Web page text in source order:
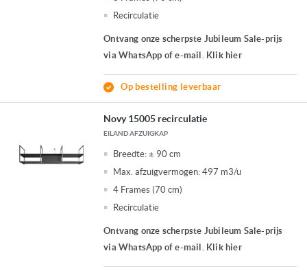
Recirculatie
Ontvang onze scherpste Jubileum Sale-prijs
via WhatsApp of e-mail. Klik hier
Op bestelling leverbaar
Novy 15005 recirculatie
EILAND AFZUIGKAP
Breedte: ± 90 cm
Max. afzuigvermogen: 497 m3/u
4 Frames (70 cm)
Recirculatie
Ontvang onze scherpste Jubileum Sale-prijs
via WhatsApp of e-mail. Klik hier